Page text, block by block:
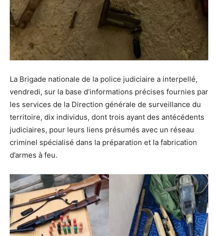
La Brigade nationale de la police judiciaire a interpellé,
vendredi, sur la base d’informations précises fournies par
les services de la Direction générale de surveillance du
territoire, dix individus, dont trois ayant des antécédents
judiciaires, pour leurs liens présumés avec un réseau
criminel spécialisé dans la préparation et la fabrication
d’armes à feu.